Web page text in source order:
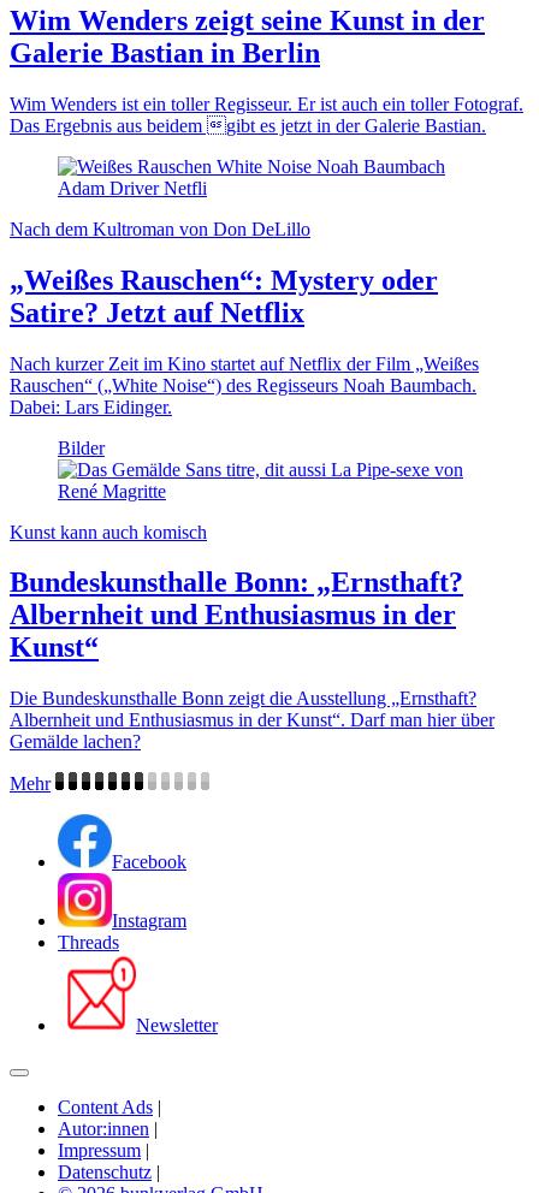
Wim Wenders zeigt seine Kunst in der
Galerie Bastian in Berlin
Wim Wenders ist ein toller Regisseur. Er ist auch ein toller Fotograf.
Das Ergebnis aus beidem gibt es jetzt in der Galerie Bastian.
Nach dem Kultroman von Don DeLillo
„Weißes Rauschen“: Mystery oder
Satire? Jetzt auf Netflix
Nach kurzer Zeit im Kino startet auf Netflix der Film „Weißes
Rauschen“ („White Noise“) des Regisseurs Noah Baumbach.
Dabei: Lars Eidinger.
Bilder
Kunst kann auch komisch
Bundeskunsthalle Bonn: „Ernsthaft?
Albernheit und Enthusiasmus in der
Kunst“
Die Bundeskunsthalle Bonn zeigt die Ausstellung „Ernsthaft?
Albernheit und Enthusiasmus in der Kunst“. Darf man hier über
Gemälde lachen?
Mehr
Facebook
Instagram
Threads
Newsletter
Content Ads |
Autor:innen |
Impressum |
Datenschutz |